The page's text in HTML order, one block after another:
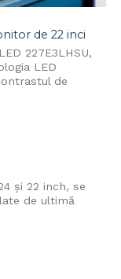
de 22 inci
227E3LHSU,
LED
de
și 22 inch, se
de ultimă